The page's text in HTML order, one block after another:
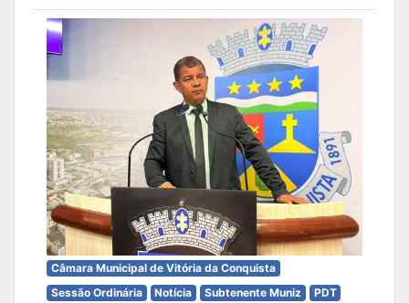
Câmara Municipal de Vitória da Conquista
Sessão Ordinária
Notícia Subtenente Muniz PDT